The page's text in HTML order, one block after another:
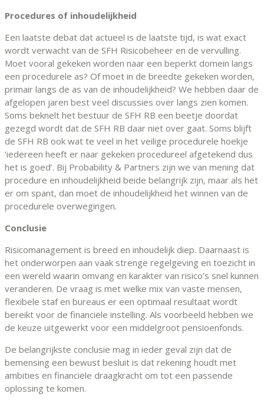
Procedures of inhoudelijkheid
Een laatste debat dat actueel is de laatste tijd, is wat exact
wordt verwacht van de SFH Risicobeheer en de vervulling.
Moet vooral gekeken worden naar een beperkt domein langs
een procedurele as? Of moet in de breedte gekeken worden,
primair langs de as van de inhoudelijkheid? We hebben daar de
afgelopen jaren best veel discussies over langs zien komen.
Soms beknelt het bestuur de SFH RB een beetje doordat
gezegd wordt dat de SFH RB daar niet over gaat. Soms blijft
de SFH RB ook wat te veel in het veilige procedurele hoekje
‘iedereen heeft er naar gekeken procedureel afgetekend dus
het is goed’. Bij Probability & Partners zijn we van mening dat
procedure en inhoudelijkheid beide belangrijk zijn, maar als het
er om spant, dan moet de inhoudelijkheid het winnen van de
procedurele overwegingen.
Conclusie
Risicomanagement is breed en inhoudelijk diep. Daarnaast is
het onderworpen aan vaak strenge regelgeving en toezicht in
een wereld waarin omvang en karakter van risico’s snel kunnen
veranderen. De vraag is met welke mix van vaste mensen,
flexibele staf en bureaus er een optimaal resultaat wordt
bereikt voor de financiële instelling. Als voorbeeld hebben we
de keuze uitgewerkt voor een middelgroot pensioenfonds.
De belangrijkste conclusie mag in ieder geval zijn dat de
bemensing een bewust besluit is dat rekening houdt met
ambities en financiële draagkracht om tot een passende
oplossing te komen.